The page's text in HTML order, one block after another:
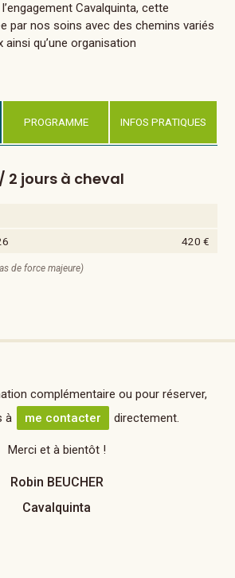
Cavalquinta, cette
par nos soins avec des chemins variés
qu’une organisation
PROGRAMME INFOS PRATIQUES
2 jours à cheval
420 €
de force majeure)
complémentaire ou pour réserver,
à
me contacter directement.
Merci et à bientôt !
Robin BEUCHER
Cavalquinta